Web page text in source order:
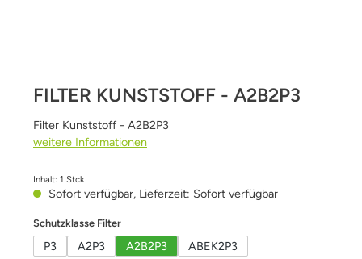
FILTER KUNSTSTOFF - A2B2P3
Filter Kunststoff - A2B2P3
weitere Informationen
Inhalt: 1 Stck
Sofort verfügbar, Lieferzeit: Sofort verfügbar
Schutzklasse Filterauswählen
P3 A2P3 A2B2P3 ABEK2P3